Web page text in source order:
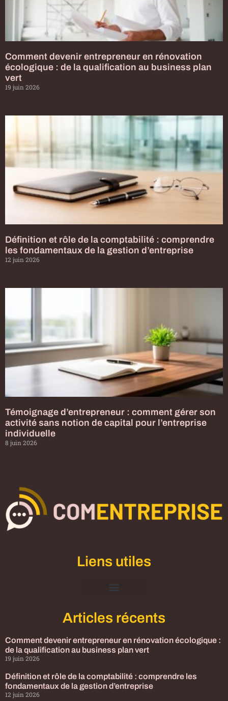
Comment devenir entrepreneur en rénovation
écologique : de la qualification au business plan
vert
19 juin 2026
Définition et rôle de la comptabilité : comprendre
les fondamentaux de la gestion d’entreprise
12 juin 2026
Témoignage d’entrepreneur : comment gérer son
activité sans notion de capital pour l’entreprise
individuelle
8 juin 2026
Liens utiles
Articles récents
Comment devenir entrepreneur en rénovation écologique :
de la qualification au business plan vert
19 juin 2026
Définition et rôle de la comptabilité : comprendre les
fondamentaux de la gestion d’entreprise
12 juin 2026